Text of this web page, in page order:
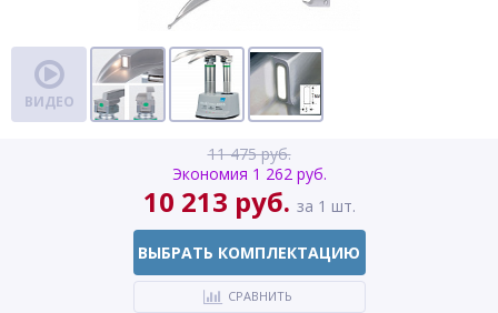
ВИДЕО
11 475 руб.
Экономия 1 262 руб.
10 213 руб. за 1 шт.
ВЫБРАТЬ КОМПЛЕКТАЦИЮ
СРАВНИТЬ